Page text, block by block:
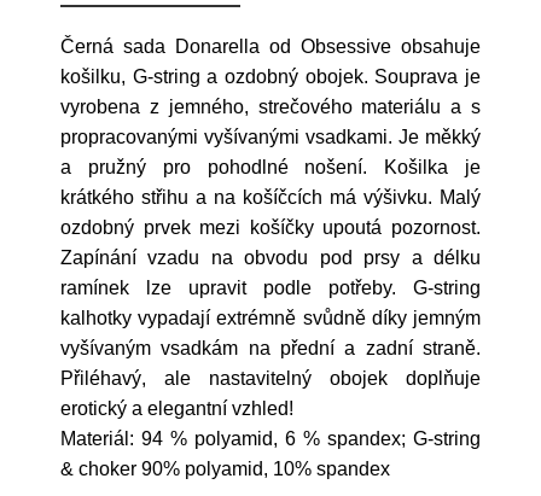
Černá sada Donarella od Obsessive obsahuje
košilku, G-string a ozdobný obojek. Souprava je
vyrobena z jemného, strečového materiálu a s
propracovanými vyšívanými vsadkami. Je měkký
a pružný pro pohodlné nošení. Košilka je
krátkého střihu a na košíčcích má výšivku. Malý
ozdobný prvek mezi košíčky upoutá pozornost.
Zapínání vzadu na obvodu pod prsy a délku
ramínek lze upravit podle potřeby. G-string
kalhotky vypadají extrémně svůdně díky jemným
vyšívaným vsadkám na přední a zadní straně.
Přiléhavý, ale nastavitelný obojek doplňuje
erotický a elegantní vzhled!
Materiál: 94 % polyamid, 6 % spandex; G-string
& choker 90% polyamid, 10% spandex